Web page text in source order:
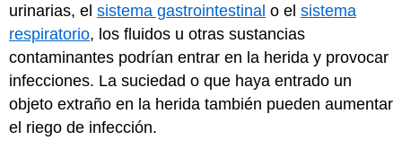
urinarias, el sistema gastrointestinal o el sistema
respiratorio, los fluidos u otras sustancias
contaminantes podrían entrar en la herida y provocar
infecciones. La suciedad o que haya entrado un
objeto extraño en la herida también pueden aumentar
el riego de infección.